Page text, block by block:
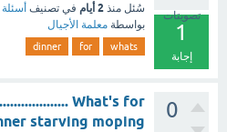
تصويتات
1
إجابة
سُئل منذ 2 أيام في تصنيف
بواسطة معلمة الأجيال
whats
for
dinner
0
What's for
starving moping